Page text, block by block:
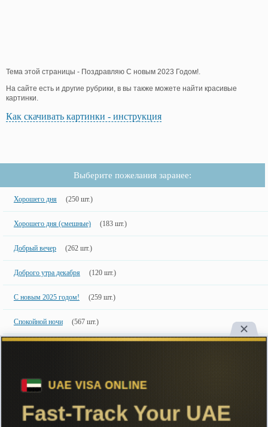
Тема этой страницы - Поздравляю С новым 2023 Годом!.
На сайте есть и другие рубрики, в вы также можете найти красивые
картинки.
Как скачивать картинки - инструкция
Выберите пожелания заранее:
Хорошего дня (250 шт.)
Хорошего дня (смешные) (183 шт.)
Добрый вечер (262 шт.)
Доброго утра декабря (120 шт.)
С новым 2025 годом! (259 шт.)
Спокойной ночи (567 шт.)
Новинки
50 шт.
50 недавно добавленных фото с именами.
Copyright
Большинство картинок созданы специально для сайта, поэтому